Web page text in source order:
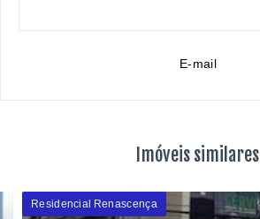
E-mail
Imóveis similares
Residencial Renascença